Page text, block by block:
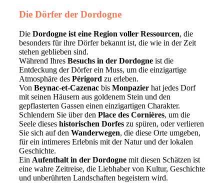
Die Dörfer der Dordogne
Die Dordogne ist eine Region voller Ressourcen, die
besonders für ihre Dörfer bekannt ist, die wie in der Zeit
stehen geblieben sind.
Während Ihres Besuchs in der Dordogne ist die
Entdeckung der Dörfer ein Muss, um die einzigartige
Atmosphäre des Périgord zu erleben.
Von Beynac-et-Cazenac bis Monpazier hat jedes Dorf
mit seinen Häusern aus goldenem Stein und den
gepflasterten Gassen einen einzigartigen Charakter.
Schlendern Sie über den Place des Cornières, um die
Seele dieses historischen Dorfes zu spüren, oder verlieren
Sie sich auf den Wanderwegen, die diese Orte umgeben,
für ein intimeres Erlebnis mit der Natur und der lokalen
Geschichte.
Ein Aufenthalt in der Dordogne mit diesen Schätzen ist
eine wahre Zeitreise, die Liebhaber von Kultur, Geschichte
und unberührten Landschaften begeistern wird.